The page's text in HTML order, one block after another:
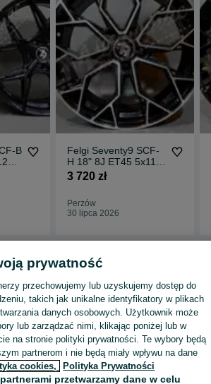
B
Felgi Seventy9 SCF-
H 18" 8J ET45 5x112
Black Front Polished
3 720 zł
Perzów
30 lipca 2026
Wyświetlenia:
prywatność
przechowujemy lub uzyskujemy dostęp do
takich jak unikalne identyfikatory w plikach
danych osobowych. Użytkownik może
lub zarządzać nimi, klikając poniżej lub w
na stronie polityki prywatności. Te wybory będą
partnerom i nie będą miały wpływu na dane
cookies, Polityka Prywatności
przetwarzamy dane w celu